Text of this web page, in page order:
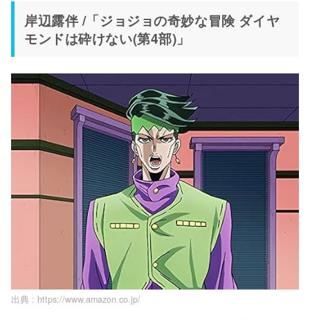
岸辺露伴 /「ジョジョの奇妙な冒険 ダイヤ
モンドは砕けない(第4部)」
出典 : https://www.amazon.co.jp/